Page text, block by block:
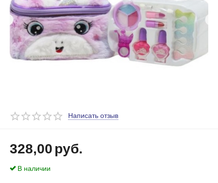
Написать отзыв
328,00руб.
В наличии